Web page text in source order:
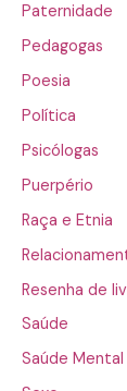
Paternidade
Pedagogas
Poesia
Política
Psicólogas
Puerpério
Raça e Etnia
Resenha de
Saúde
Saúde Mental